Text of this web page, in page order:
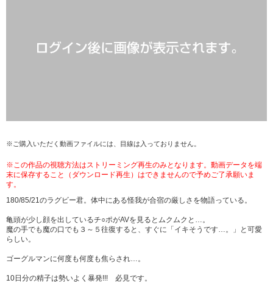
※ご購入いただく動画ファイルには、目線は入っておりません。
※この作品の視聴方法はストリーミング再生のみとなります。動画データを端
末に保存すること（ダウンロード再生）はできませんので予めご了承願いま
す。
180/85/21のラグビー君。体中にある怪我が合宿の厳しさを物語っている。
亀頭が少し顔を出しているチ○ポがAVを見るとムクムクと…。
魔の手でも魔の口でも３～５往復すると、すぐに「イキそうです…。」と可愛
らしい。
ゴーグルマンに何度も何度も焦らされ…。
10日分の精子は勢いよく暴発!!! 必見です。